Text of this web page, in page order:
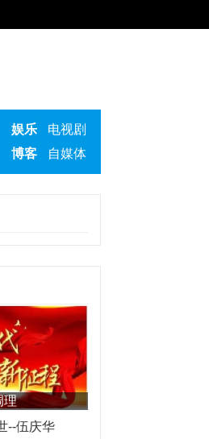
娱乐
电视剧
博客 自媒体
理
--伍庆华